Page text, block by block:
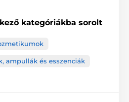
kategóriákba sorolt
ampullák és esszenciák